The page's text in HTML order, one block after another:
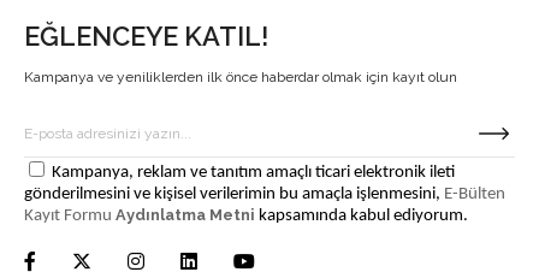
EĞLENCEYE KATIL!
Kampanya ve yeniliklerden ilk önce haberdar olmak için kayıt olun
Kampanya, reklam ve tanıtım amaçlı ticari elektronik ileti
gönderilmesini ve kişisel verilerimin bu amaçla işlenmesini, E-Bülten
Kayıt Formu Aydınlatma Metni kapsamında kabul ediyorum.